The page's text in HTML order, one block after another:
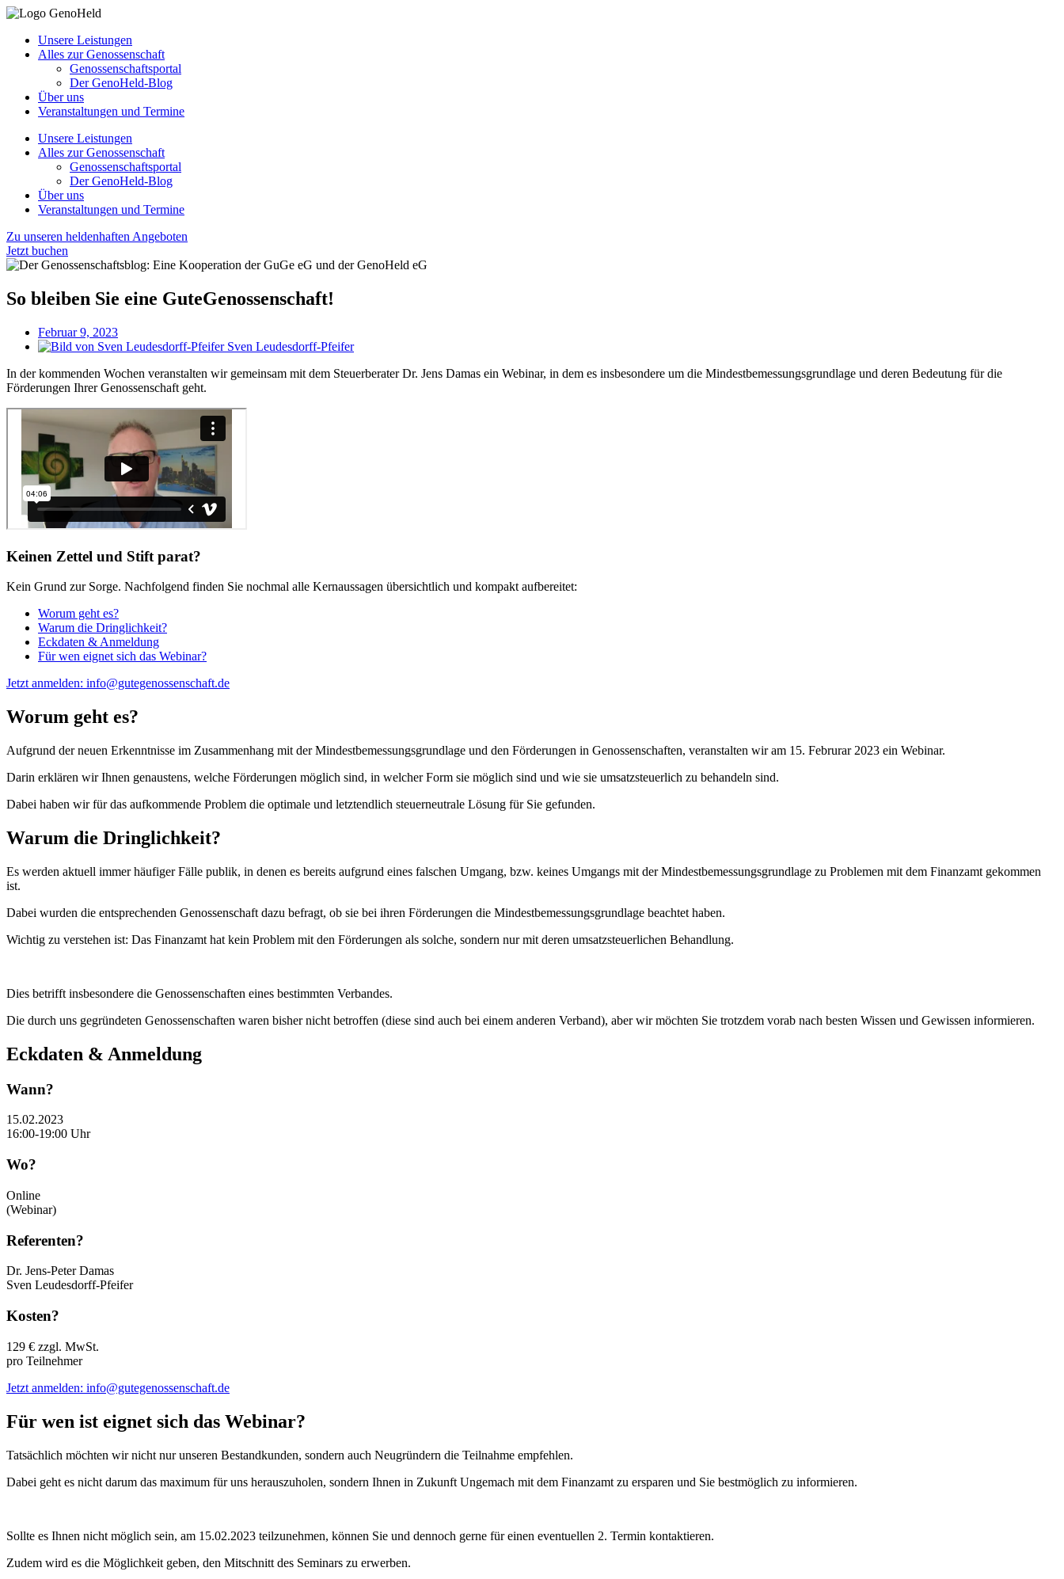
Unsere Leistungen
Alles zur Genossenschaft
Genossenschaftsportal
Der GenoHeld-Blog
Über uns
Veranstaltungen und Termine
Unsere Leistungen
Alles zur Genossenschaft
Genossenschaftsportal
Der GenoHeld-Blog
Über uns
Veranstaltungen und Termine
Zu unseren heldenhaften Angeboten
Jetzt buchen
So bleiben Sie eine GuteGenossenschaft!
Februar 9, 2023
Sven Leudesdorff-Pfeifer
In der kommenden Wochen veranstalten wir gemeinsam mit dem Steuerberater Dr. Jens Damas ein Webinar, in dem es insbesondere um die Mindestbemessungsgrundlage und deren Bedeutung für die
Förderungen Ihrer Genossenschaft geht.
Keinen Zettel und Stift parat?
Kein Grund zur Sorge. Nachfolgend finden Sie nochmal alle Kernaussagen übersichtlich und kompakt aufbereitet:
Worum geht es?
Warum die Dringlichkeit?
Eckdaten & Anmeldung
Für wen eignet sich das Webinar?
Jetzt anmelden: info@gutegenossenschaft.de
Worum geht es?
Aufgrund der neuen Erkenntnisse im Zusammenhang mit der Mindestbemessungsgrundlage und den Förderungen in Genossenschaften, veranstalten wir am 15. Februrar 2023 ein Webinar.
Darin erklären wir Ihnen genaustens, welche Förderungen möglich sind, in welcher Form sie möglich sind und wie sie umsatzsteuerlich zu behandeln sind.
Dabei haben wir für das aufkommende Problem die optimale und letztendlich steuerneutrale Lösung für Sie gefunden.
Warum die Dringlichkeit?
Es werden aktuell immer häufiger Fälle publik, in denen es bereits aufgrund eines falschen Umgang, bzw. keines Umgangs mit der Mindestbemessungsgrundlage zu Problemen mit dem Finanzamt gekommen
ist.
Dabei wurden die entsprechenden Genossenschaft dazu befragt, ob sie bei ihren Förderungen die Mindestbemessungsgrundlage beachtet haben.
Wichtig zu verstehen ist: Das Finanzamt hat kein Problem mit den Förderungen als solche, sondern nur mit deren umsatzsteuerlichen Behandlung.
Dies betrifft insbesondere die Genossenschaften eines bestimmten Verbandes.
Die durch uns gegründeten Genossenschaften waren bisher nicht betroffen (diese sind auch bei einem anderen Verband), aber wir möchten Sie trotzdem vorab nach besten Wissen und Gewissen informieren.
Eckdaten & Anmeldung
Wann?
15.02.2023
16:00-19:00 Uhr
Wo?
Online
(Webinar)
Referenten?
Dr. Jens-Peter Damas
Sven Leudesdorff-Pfeifer
Kosten?
129 € zzgl. MwSt.
pro Teilnehmer
Jetzt anmelden: info@gutegenossenschaft.de
Für wen ist eignet sich das Webinar?
Tatsächlich möchten wir nicht nur unseren Bestandkunden, sondern auch Neugründern die Teilnahme empfehlen.
Dabei geht es nicht darum das maximum für uns herauszuholen, sondern Ihnen in Zukunft Ungemach mit dem Finanzamt zu ersparen und Sie bestmöglich zu informieren.
Sollte es Ihnen nicht möglich sein, am 15.02.2023 teilzunehmen, können Sie und dennoch gerne für einen eventuellen 2. Termin kontaktieren.
Zudem wird es die Möglichkeit geben, den Mitschnitt des Seminars zu erwerben.